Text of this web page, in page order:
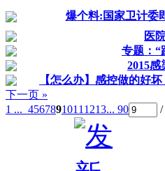
爆个料:国家卫计委
医
专题：“
2015
【怎么办】感控做的好
下一页 »
1 ... 4567891011 1213... 90 /